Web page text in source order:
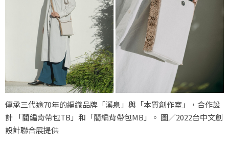
傳承三代逾70年的編織品牌「溪泉」與「本質創作室」，合作設
計 「藺編背帶包TB」和「藺編背帶包MB」。 圖／2022台中文創
設計聯合展提供